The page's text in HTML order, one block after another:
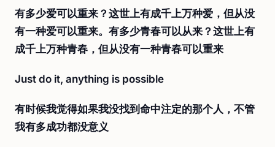
有多少爱可以重来？这世上有成千上万种爱，但从没
有一种爱可以重来。有多少青春可以从来？这世上有
成千上万种青春，但从没有一种青春可以重来
Just do it, anything is possible
有时候我觉得如果我没找到命中注定的那个人，不管
我有多成功都没意义